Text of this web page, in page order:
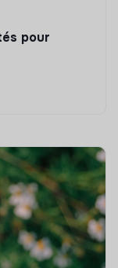
pour